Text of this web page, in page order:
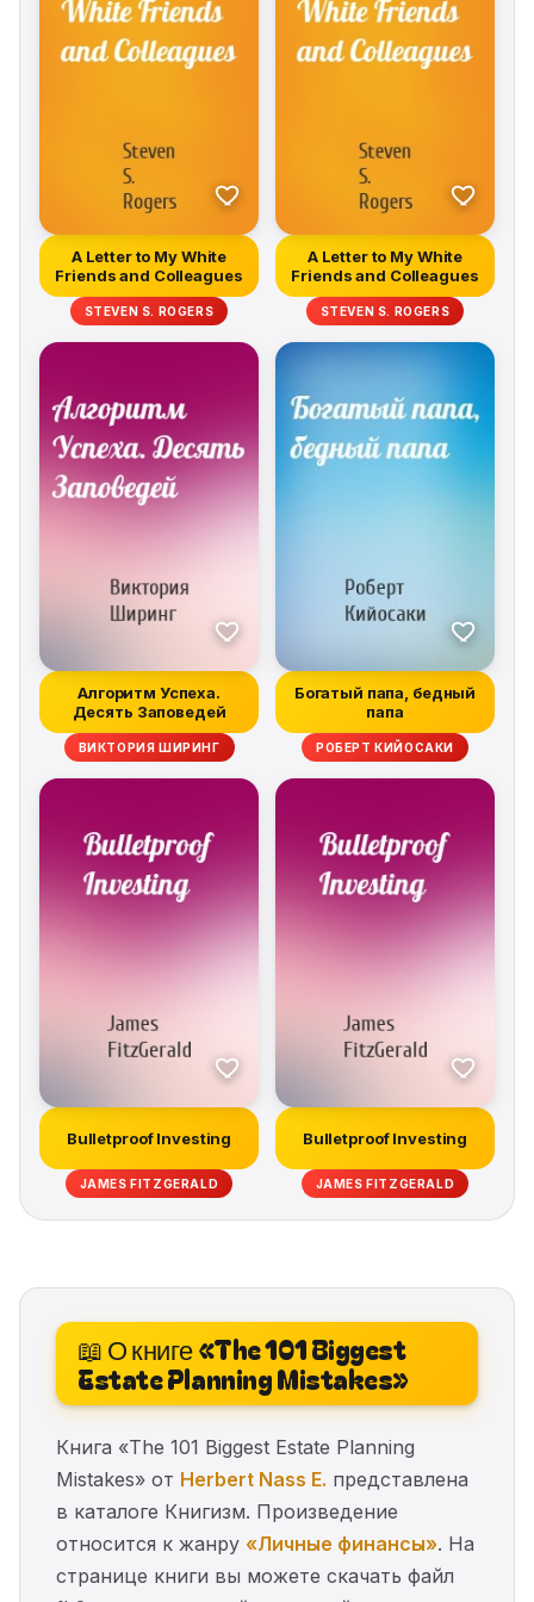
A Letter to My White
Friends and Colleagues
STEVEN S. ROGERS
A Letter to My White
Friends and Colleagues
STEVEN S. ROGERS
Алгоритм Успеха.
Десять Заповедей
ВИКТОРИЯ ШИРИНГ
Богатый папа, бедный
папа
РОБЕРТ КИЙОСАКИ
Bulletproof Investing
JAMES FITZGERALD
Bulletproof Investing
JAMES FITZGERALD
📖 О книге «The 101 Biggest
Estate Planning Mistakes»
Книга «The 101 Biggest Estate Planning
Mistakes» от Herbert Nass E. представлена
в каталоге Книгизм. Произведение
относится к жанру «Личные финансы». На
странице книги вы можете скачать файл